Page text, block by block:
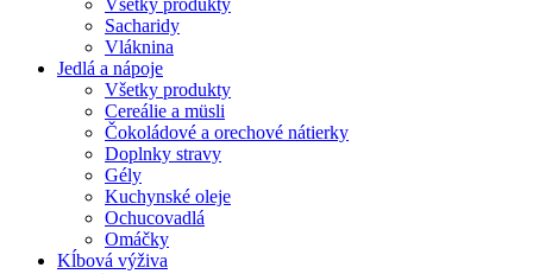
Všetky produkty
Sacharidy
Vláknina
Jedlá a nápoje
Všetky produkty
Cereálie a müsli
Čokoládové a orechové nátierky
Doplnky stravy
Gély
Kuchynské oleje
Ochucovadlá
Omáčky
Kĺbová výživa